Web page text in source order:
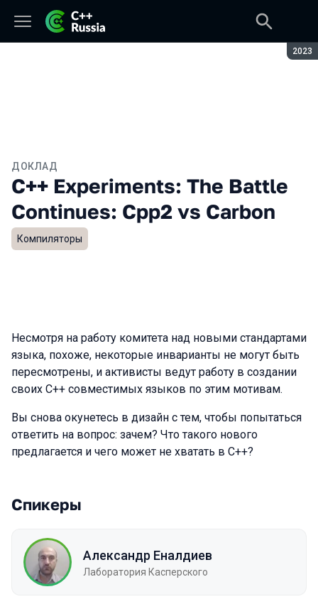
2023
ДОКЛАД
C++ Experiments: The Battle
Continues: Cpp2 vs Carbon
Компиляторы
Несмотря на работу комитета над новыми стандартами
языка, похоже, некоторые инварианты не могут быть
пересмотрены, и активисты ведут работу в создании
своих C++ совместимых языков по этим мотивам.
Вы снова окунетесь в дизайн с тем, чтобы попытаться
ответить на вопрос: зачем? Что такого нового
предлагается и чего может не хватать в С++?
Спикеры
Александр Еналдиев
Лаборатория Касперского